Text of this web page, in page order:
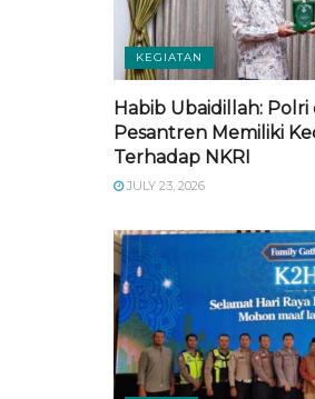
KEGIATAN
Habib Ubaidillah:
Pesantren Memiliki
Terhadap NKRI
JULY 23, 2026